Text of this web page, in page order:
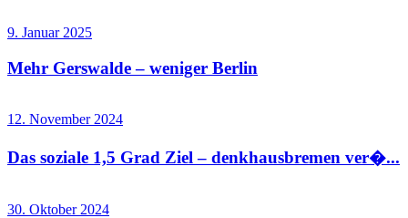
9. Januar 2025
Mehr Gerswalde – weniger Berlin
12. November 2024
Das soziale 1,5 Grad Ziel – denkhausbremen ver�...
30. Oktober 2024